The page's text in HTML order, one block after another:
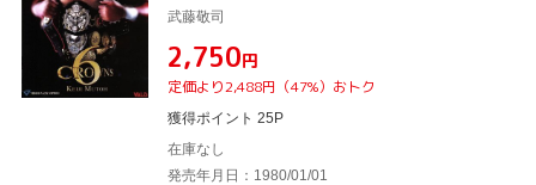
武藤敬司
¥2,750円
定価より2,488円（47%）おトク
獲得ポイント 25P
在庫なし
発売年月日：1980/01/01